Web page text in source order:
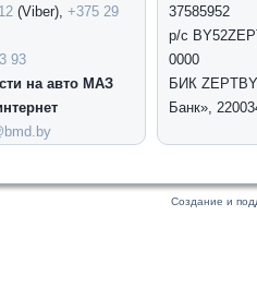
(Viber), +375 29
93
на авто МАЗ
37585952
р/с
0000
БИК
Банк»,
Создание и